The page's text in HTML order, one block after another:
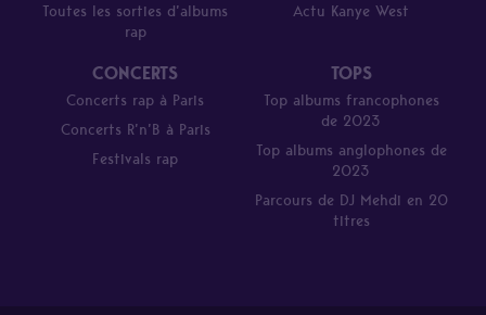
Toutes les sorties d’albums
rap
Actu Kanye West
CONCERTS
Concerts rap à Paris
Concerts R’n’B à Paris
Festivals rap
TOPS
Top albums francophones
de 2023
Top albums anglophones de
2023
Parcours de DJ Mehdi en 20
titres